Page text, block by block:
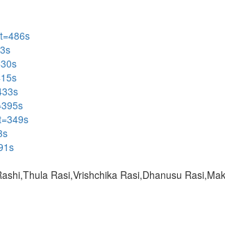
Rasi,Vrishchika Rasi,Dhanusu